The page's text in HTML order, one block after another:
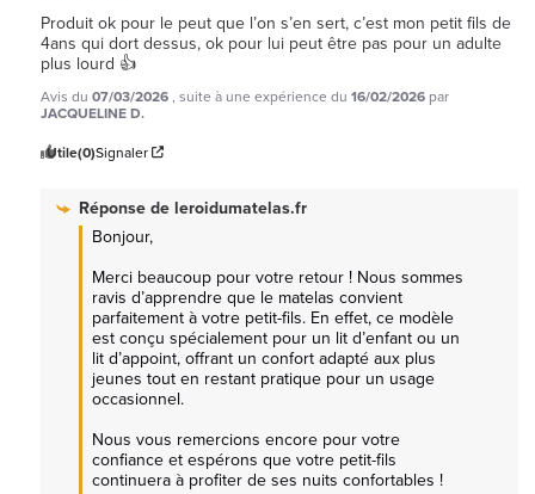
Produit ok pour le peut que l’on s’en sert, c’est mon petit fils de
4ans qui dort dessus, ok pour lui peut être pas pour un adulte
plus lourd 👍
Avis du 07/03/2026, suite à une expérience du 16/02/2026 par
JACQUELINE D.
Utile(0)Signaler
Réponse deleroidumatelas.fr
Bonjour,
Merci beaucoup pour votre retour ! Nous sommes
ravis d’apprendre que le matelas convient
parfaitement à votre petit-fils. En effet, ce modèle
est conçu spécialement pour un lit d’enfant ou un
lit d’appoint, offrant un confort adapté aux plus
jeunes tout en restant pratique pour un usage
occasionnel.
Nous vous remercions encore pour votre
confiance et espérons que votre petit-fils
continuera à profiter de ses nuits confortables !